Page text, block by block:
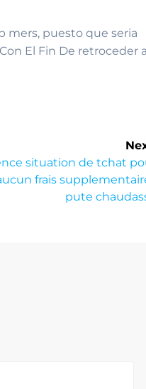
mers, puesto que seri­a
El Fin De retroceder a
situation de tchat
frais
pute